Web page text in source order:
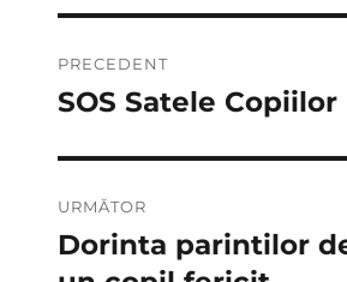
în
PRECEDENT
Articolul
SOS Satele Copiilor
URMĂTOR
Articolul
următor:
Dorinta parintilor